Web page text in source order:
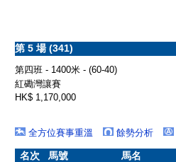
第 5 場 (341)
第四班 - 1400米 - (60-40)
紅磡灣讓賽
HK$ 1,170,000
全方位賽事重溫
餘勢分析
名次 馬號 馬名